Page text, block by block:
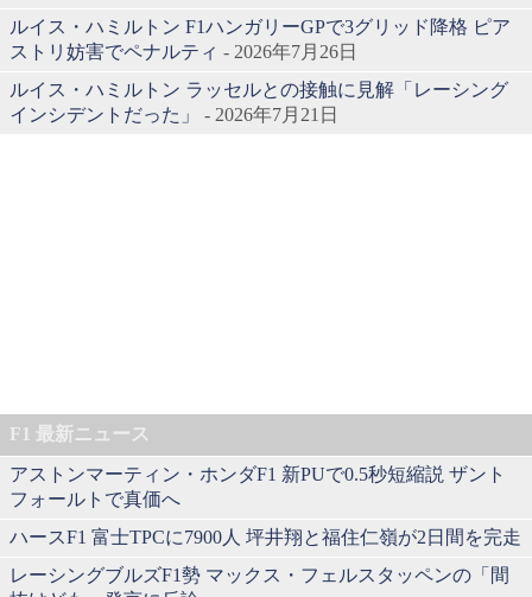
ルイス・ハミルトン F1ハンガリーGPで3グリッド降格 ピア
ストリ妨害でペナルティ - 2026年7月26日
ルイス・ハミルトン ラッセルとの接触に見解「レーシング
インシデントだった」
- 2026年7月21日
F1 最新ニュース
アストンマーティン・ホンダF1 新PUで0.5秒短縮説 ザント
フォールトで真価へ
ハースF1 富士TPCに7900人 坪井翔と福住仁嶺が2日間を完走
レーシングブルズF1勢 マックス・フェルスタッペンの「間